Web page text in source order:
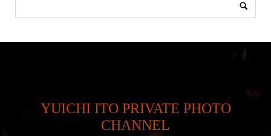
YUICHI ITO PRIVATE PHOTO
CHANNEL